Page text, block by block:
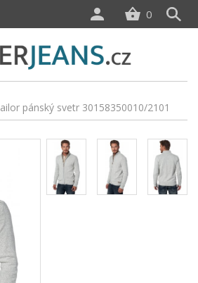
pánský svetr 30158350010/2101
0